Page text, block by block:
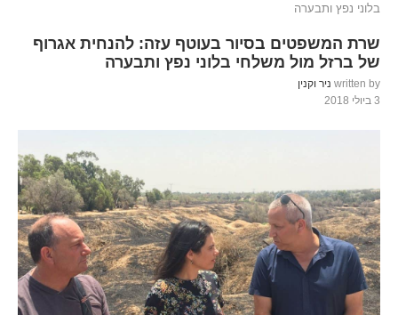
בלוני נפץ ותבערה
שרת המשפטים בסיור בעוטף עזה: להנחית אגרוף
של ברזל מול משלחי בלוני נפץ ותבערה
written by ניר וקנין
3 ביולי 2018